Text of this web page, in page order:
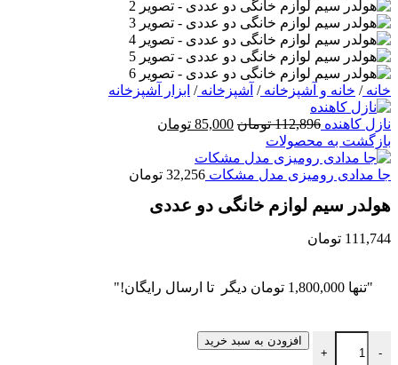
خانه/ خانه و آشپزخانه/ آشپزخانه/ ابزار آشپزخانه
نازل کاهنده 112,896 تومان قیمت
بود.
85,000 تومان
است.
بازگشت به محصولات
جا مدادی رومیزی مدل مشکات 32,256 تومان
هولدر سیم لوازم خانگی دو عددی
111,744 تومان
"تنها 1,800,000 تومان دیگر تا ارسال رایگان!"
-
هولدر سیم لوازم خانگی دو عددی عدد
+
افزودن به سبد خرید